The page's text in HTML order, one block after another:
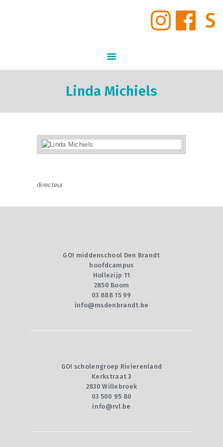
Linda Michiels
GO! Middenschool Den Brandt
VIRTUELE TOUR DOOR DE
SCHOOL
INFORMATIE
SCHOOLREGLEMENT
CONTACT
directeur
GO! middenschool Den Brandt
hoofdcampus
Hollezijp 11
2850 Boom
03 888 15 99
info@msdenbrandt.be
GO! scholengroep Rivierenland
Kerkstraat 3
2830 Willebroek
03 500 95 80
info@rvl.be